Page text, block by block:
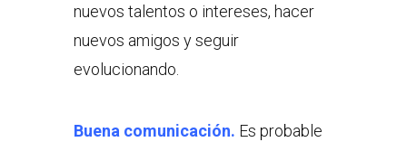
nuevos talentos o intereses, hacer
nuevos amigos y seguir
evolucionando.
Buena comunicación. Es probable